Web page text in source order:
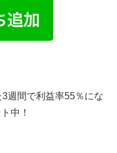
3週間で利益率55％にな
中！